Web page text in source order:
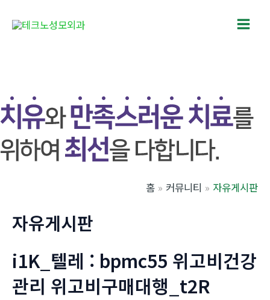
뛰
기
Main
홈 커뮤니티 자유게시판
자유게시판
i1K_텔레 : bpmc55 위고비건강
관리 위고비구매대행_t2R